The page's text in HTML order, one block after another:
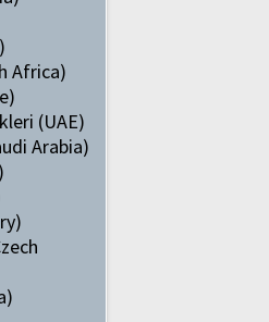
Africa)
(UAE)
Arabia)